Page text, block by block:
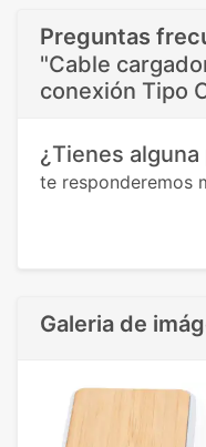
Preguntas
"Cable
conexión Tipo
¿Tienes
te responderemos
Galeria de